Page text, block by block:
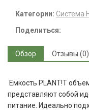
Категории: Система
Поделиться:
Обзор Отзывы (0)
Емкость PLANT!T
представляют собой
питание. Идеально